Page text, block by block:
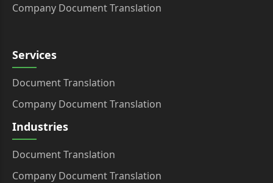
Company Document Translation
Services
Document Translation
Company Document Translation
Industries
Document Translation
Company Document Translation